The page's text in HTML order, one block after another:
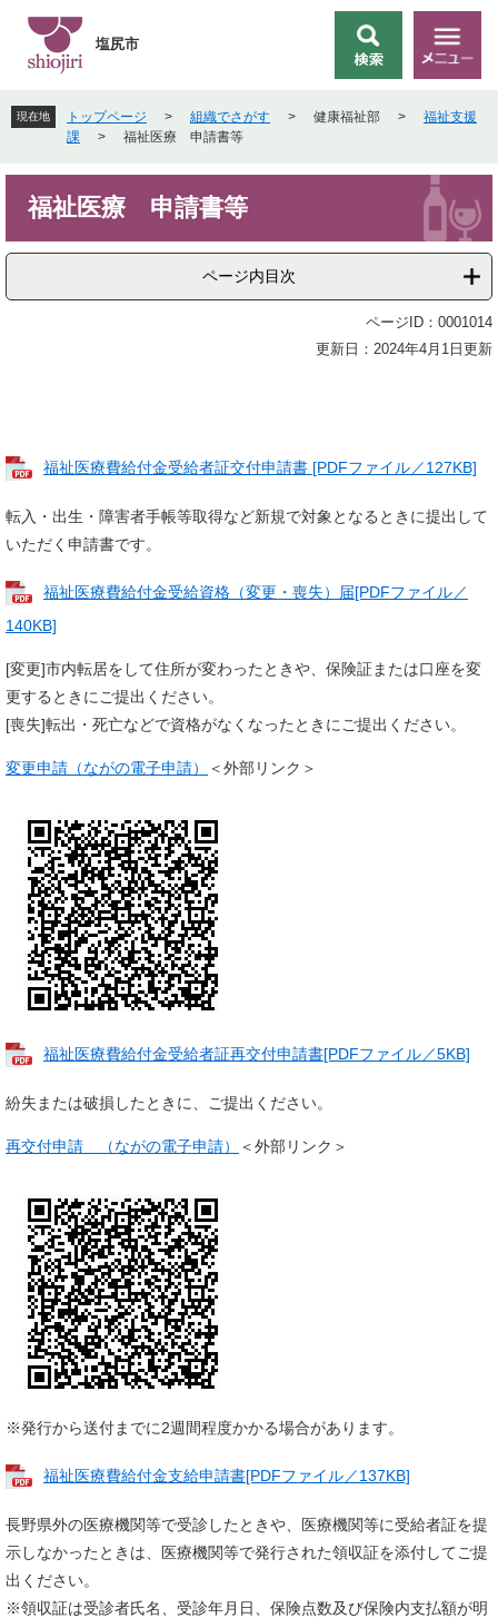
先
頭
す
を
飛
し
文
索
メ
ニ
ー
塩尻市
現在地 トップページ > 組織でさがす > 健康福祉部 >
福祉支援
課
> 福祉医療 申請書等
福祉医療 申請書等
ページ内目次
ページID：0001014
更新日：2024年4月1日更新
福祉医療費給付金受給者証交付申請書 [PDFファイル／127KB]
転入・出生・障害者手帳等取得など新規で対象となるときに提出して
いただく申請書です。
福祉医療費給付金受給資格（変更・喪失）届[PDFファイル／
140KB]
[変更]市内転居をして住所が変わったときや、保険証または口座を変
更するときにご提出ください。
[喪失]転出・死亡などで資格がなくなったときにご提出ください。
変更申請（ながの電子申請） ＜外部リンク＞
福祉医療費給付金受給者証再交付申請書[PDFファイル／5KB]
紛失または破損したときに、ご提出ください。
再交付申請 （ながの電子申請） ＜外部リンク＞
※発行から送付までに2週間程度かかる場合があります。
福祉医療費給付金支給申請書[PDFファイル／137KB]
長野県外の医療機関等で受診したときや、医療機関等に受給者証を提
示しなかったときは、医療機関等で発行された領収証を添付してご提
出ください。
※領収証は受診者氏名、受診年月日、保険点数及び保険内支払額が明